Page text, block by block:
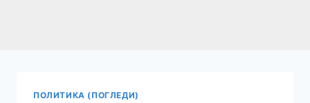
ПОЛИТИКА (ПОГЛЕДИ)